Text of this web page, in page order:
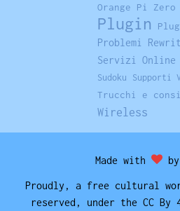
Orange Pi Zero
Plugin
Problemi
Servizi Online
Sudoku Supporti
Trucchi e
Wireless
Made with
Proudly, a free cultural
reserved, under the CC By